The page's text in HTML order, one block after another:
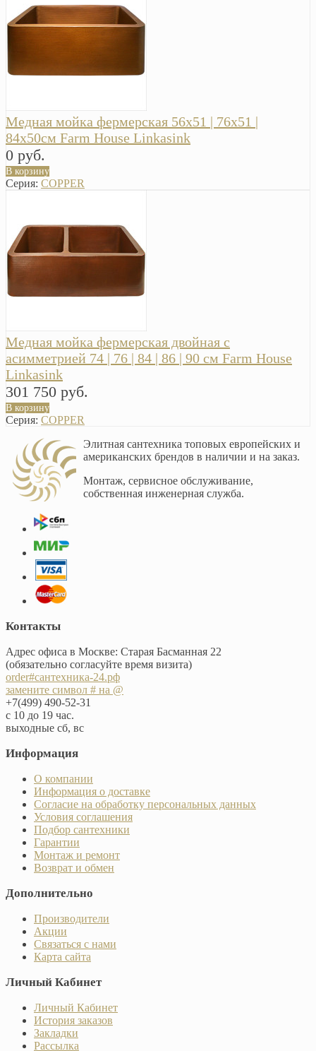
Медная мойка фермерская 56х51 | 76х51 |
84х50см Farm House Linkasink
0 руб.
В корзину
Серия: COPPER
Медная мойка фермерская двойная с
асимметрией 74 | 76 | 84 | 86 | 90 см Farm House
Linkasink
301 750 руб.
В корзину
Серия: COPPER
Элитная сантехника топовых европейских и
американских брендов в наличии и на заказ.
Монтаж, сервисное обслуживание,
собственная инженерная служба.
Контакты
Адрес офиса в Москве: Старая Басманная 22
(обязательно согласуйте время визита)
order#сантехника-24.рф
замените символ # на @
+7(499) 490-52-31
с 10 до 19 час.
выходные сб, вс
Информация
О компании
Информация о доставке
Согласие на обработку персональных данных
Условия соглашения
Подбор сантехники
Гарантии
Монтаж и ремонт
Возврат и обмен
Дополнительно
Производители
Акции
Связаться с нами
Карта сайта
Личный Кабинет
Личный Кабинет
История заказов
Закладки
Рассылка